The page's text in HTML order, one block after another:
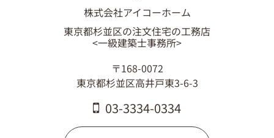
株式会社アイコーホーム
東京都杉並区の注文住宅の工務店
<一級建築士事務所>
〒168-0072
東京都杉並区高井戸東3-6-3
03-3334-0334